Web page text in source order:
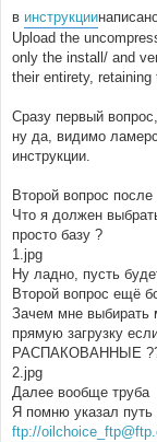
е
в инструкции
Upload the
only the install/ and
their entirety, retaining
Сразу первый
ну да, видимо
инструкции.
Второй вопрос
Что я должен
просто базу ?
1.jpg
Ну ладно, пусть
Второй вопрос ещё
Зачем мне выбирать
прямую загрузку
РАСПАКОВАННЫЕ
2.jpg
Далее вообще труба
Я помню указал путь
ftp://